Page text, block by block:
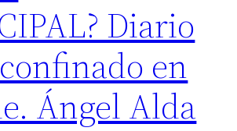
Diario
en
Ángel Alda